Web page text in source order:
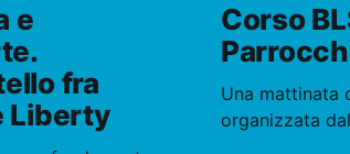
e
fra
Liberty
Corso
Una mattinata
organizzata